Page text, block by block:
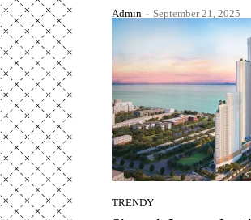
Admin - September 21, 2025
TRENDY